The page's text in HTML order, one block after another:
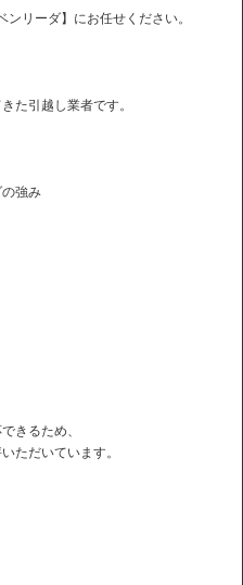
リーダ】にお任せください。
た引越し業者です。
強み
きるため、
ただいています。